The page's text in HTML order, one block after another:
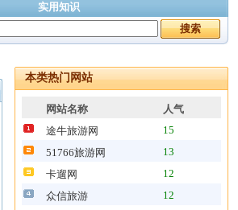
实用知识
本类热门网站
网站名称
人气
途牛旅游网
15
51766旅游网
13
卡遛网
12
众信旅游
12